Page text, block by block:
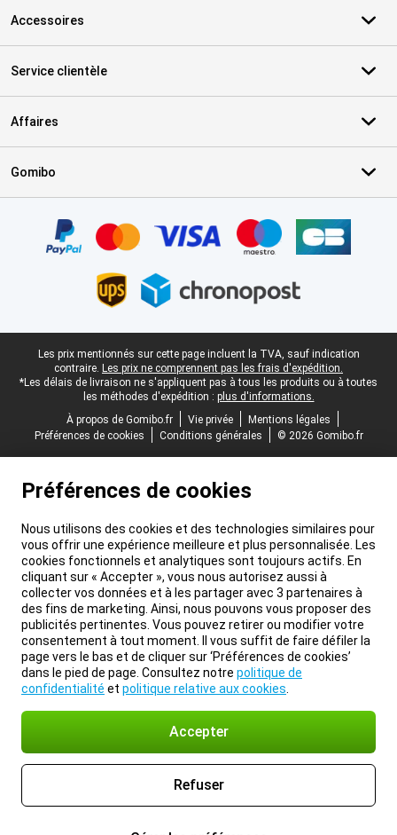
Accessoires
Service clientèle
Affaires
Gomibo
Pied-de-page légal
Les prix mentionnés sur cette page incluent la TVA, sauf indication
contraire. Les prix ne comprennent pas les frais d'expédition.
*Les délais de livraison ne s'appliquent pas à tous les produits ou à toutes
les méthodes d'expédition : plus d'informations.
À propos de Gomibo.fr
Vie privée
Mentions légales
Préférences de cookies
Conditions générales © 2026 Gomibo.fr
Préférences de cookies
Nous utilisons des cookies et des technologies similaires pour
vous offrir une expérience meilleure et plus personnalisée. Les
cookies fonctionnels et analytiques sont toujours actifs. En
cliquant sur « Accepter », vous nous autorisez aussi à
collecter vos données et à les partager avec 3 partenaires à
des fins de marketing. Ainsi, nous pouvons vous proposer des
publicités pertinentes. Vous pouvez retirer ou modifier votre
consentement à tout moment. Il vous suffit de faire défiler la
page vers le bas et de cliquer sur ‘Préférences de cookies’
dans le pied de page. Consultez notre politique de
confidentialité et politique relative aux cookies
Accepter
Refuser